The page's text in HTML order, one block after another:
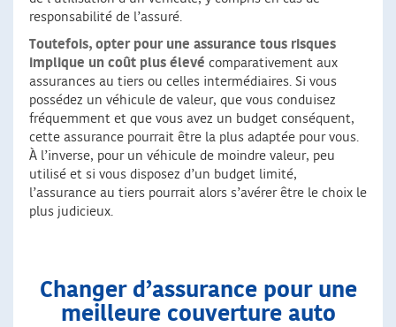
responsabilité de l’assuré.
Toutefois, opter pour une assurance tous risques
implique un coût plus élevé comparativement aux
assurances au tiers ou celles intermédiaires. Si vous
possédez un véhicule de valeur, que vous conduisez
fréquemment et que vous avez un budget conséquent,
cette assurance pourrait être la plus adaptée pour vous.
À l’inverse, pour un véhicule de moindre valeur, peu
utilisé et si vous disposez d’un budget limité,
l’assurance au tiers pourrait alors s’avérer être le choix le
plus judicieux.
Changer d’assurance pour une
meilleure couverture auto